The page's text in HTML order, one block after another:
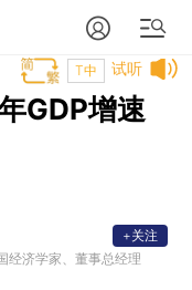
试听
T中
GDP增速
经济学家、董事总经理
+关注